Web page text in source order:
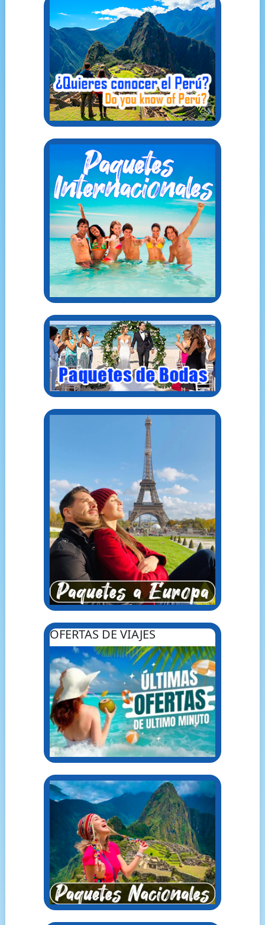
OFERTAS DE VIAJES